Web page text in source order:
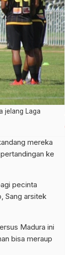
jelang Laga
mereka
ke
pecinta
Sang arsitek
Madura ini
bisa meraup